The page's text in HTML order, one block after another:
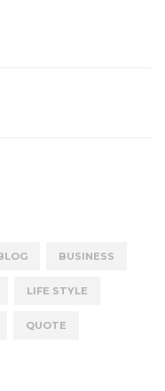
BUSINESS
LIFE STYLE
QUOTE